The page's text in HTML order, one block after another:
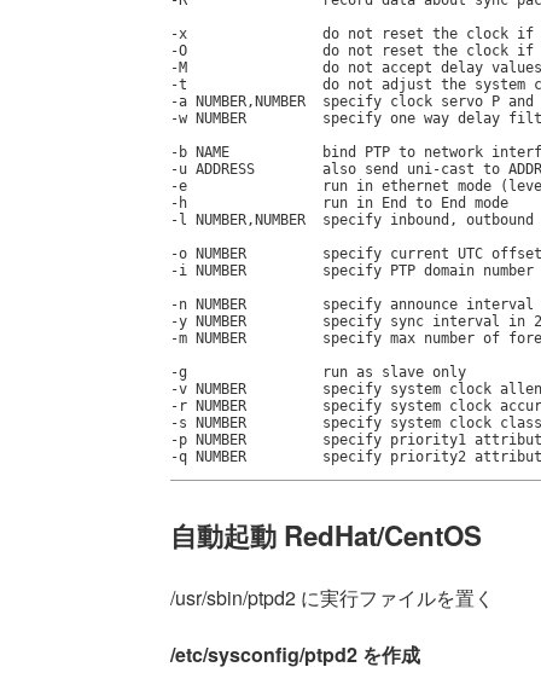
-x                do not reset the clock if off
-O                do not reset the clock if
-M                do not accept delay values of
-t                do not adjust the system
-a NUMBER,NUMBER  specify clock servo P
-w NUMBER         specify one way delay
-b NAME           bind PTP to network
-u ADDRESS        also send uni-cast to
-e                run in ethernet mode
-h                run in End to End mode
-l NUMBER,NUMBER  specify inbound,
-o NUMBER         specify current UTC offset
-i NUMBER         specify PTP domain number
-n NUMBER         specify announce interval in
-y NUMBER         specify sync interval in
-m NUMBER         specify max number of
-g                run as slave only
-v NUMBER         specify system clock
-r NUMBER         specify system clock
-s NUMBER         specify system clock class
-p NUMBER         specify priority1
-q NUMBER         specify priority2
自動起動 RedHat/CentOS
/usr/sbin/ptpd2 に実行ファイルを置く
/etc/sysconfig/ptpd2 を作成